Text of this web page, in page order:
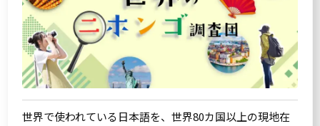
世界で使われている日本語を、世界80カ国以上の現地在